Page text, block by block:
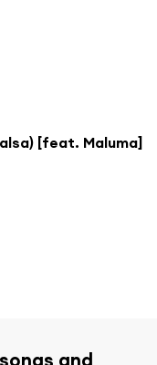
[feat. Maluma]
and